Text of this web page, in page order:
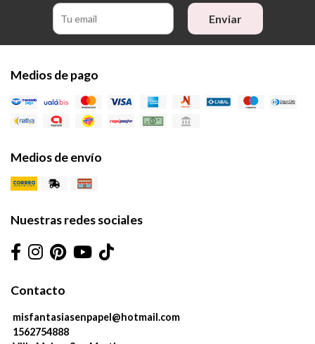
Enviar
Medios de pago
Medios de envío
Nuestras redes sociales
Contacto
misfantasiasenpapel@hotmail.com
1562754888